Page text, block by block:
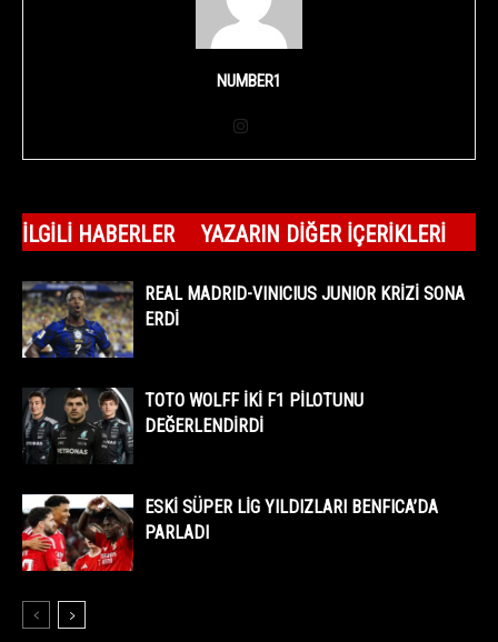
NUMBER1
İLGILI HABERLER YAZARIN DIĞER İÇERIKLERI
REAL MADRID-VINICIUS JUNIOR KRİZİ SONA
ERDİ
TOTO WOLFF İKİ F1 PİLOTUNU
DEĞERLENDİRDİ
ESKİ SÜPER LİG YILDIZLARI BENFICA’DA
PARLADI